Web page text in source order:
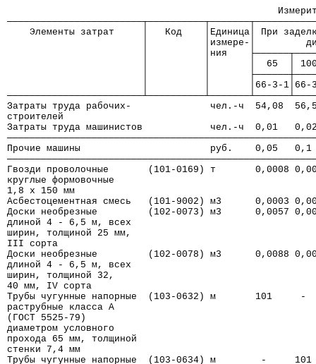
Элементы затрат     │   Код    │Единица│ При
│          │измере-│
│          │ния
│          │       │  65  │
│          │
│          │       │66-3-
Затраты труда рабочих-              чел.-ч  54,08
строителей
Затраты труда машинистов            чел.-ч  0,01
Прочие машины                       руб.    0,05   0,1
Гвозди проволочные       (101-0169) т       0,0008
круглые формовочные
1,8 х 150 мм
Асбестоцементная смесь   (101-9002) м3      0,0003
Доски необрезные         (102-0073) м3      0,0057
длиной 4 - 6,5 м, всех
ширин, толщиной 25 мм,
III сорта
Доски необрезные         (102-0078) м3      0,0088
длиной 4 - 6,5 м, всех
ширин, толщиной 32,
40 мм, IV сорта
Трубы чугунные напорные  (103-0632) м
раструбные класса А
(ГОСТ 5525-79)
диаметром условного
прохода 65 мм, толщиной
стенки 7,4 мм
Трубы чугунные напорные  (103-0634) м        -